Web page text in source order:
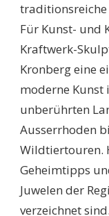
traditionsreiche
Für Kunst- und
Kraftwerk-
Kronberg eine
moderne Kunst
unberührten
Ausserrhoden
Wildtiertouren.
Geheimtipps
Juwelen der
verzeichnet